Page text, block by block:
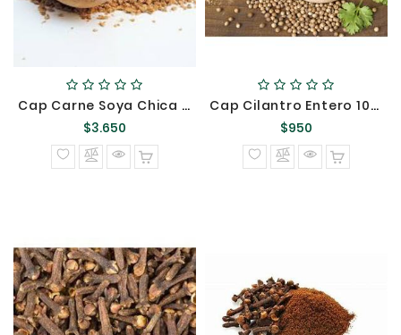
Cap Carne Soya Chica Brazil 1Kg {}
$3.650
normal
Cap Cilantro Entero 100 Gr {}
$950
normal